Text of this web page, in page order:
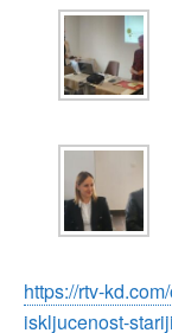
https://rtv-
iskljucenost-